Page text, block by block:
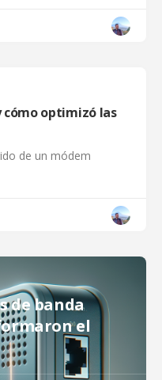
cómo optimizó las
de un módem
de banda
el